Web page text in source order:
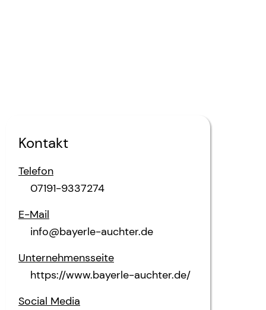
Kontakt
Telefon
07191-9337274
E-Mail
info@bayerle-auchter.de
Unternehmensseite
https://www.bayerle-auchter.de/
Social Media